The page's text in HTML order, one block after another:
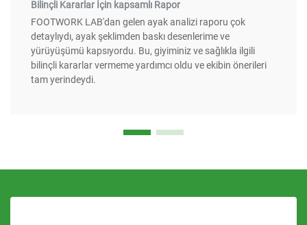
Bilinçli Kararlar İçin kapsamlı Rapor
FOOTWORK LAB'dan gelen ayak analizi raporu çok
detaylıydı, ayak şeklimden baskı desenlerime ve
yürüyüşümü kapsıyordu. Bu, giyiminiz ve sağlıkla ilgili
bilinçli kararlar vermeme yardımcı oldu ve ekibin önerileri
tam yerindeydi.